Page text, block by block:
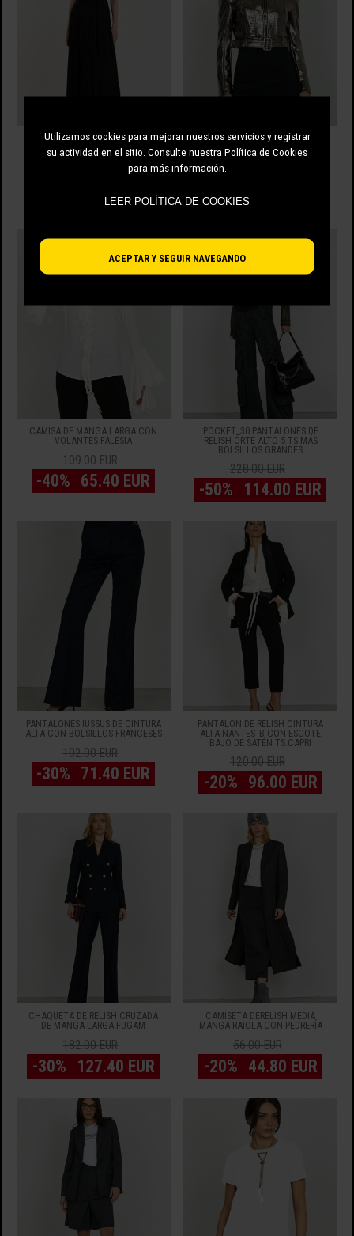
Utilizamos cookies para mejorar nuestros servicios y registrar
su actividad en el sitio. Consulte nuestra Política de Cookies
para más información.
ACEPTAR Y SEGUIR NAVEGANDO
VESTIDO DE RELISH
RDP2609055002 MANNYS
CHAQUETA BARTOLOME_P CON
MANGA PULMONAR Y CINTURÓN
RELISH
-40% 177.60 EUR
CAMISA DE MANGA LARGA CON
VOLANTES FALESIA
109.00 EUR
-40% 65.40 EUR
POCKET_30 PANTALONES DE
RELISH ORTE ALTO 5 TS MÁS
BOLSILLOS GRANDES
228.00 EUR
-50% 114.00 EUR
PANTALONES IUSSUS DE CINTURA
ALTA CON BOLSILLOS FRANCESES
102.00 EUR
-30% 71.40 EUR
PANTALÓN DE RELISH CINTURA
ALTA NANTES_B CON ESCOTE
BAJO DE SATÉN TS.CAPRI
120.00 EUR
-20% 96.00 EUR
CHAQUETA DE RELISH CRUZADA
DE MANGA LARGA FUGAM
182.00 EUR
-30% 127.40 EUR
CAMISETA DERELISH MEDIA
MANGA RAIOLA CON PEDRERÍA
56.00 EUR
-20% 44.80 EUR
LEER POLÍTICA DE COOKIES